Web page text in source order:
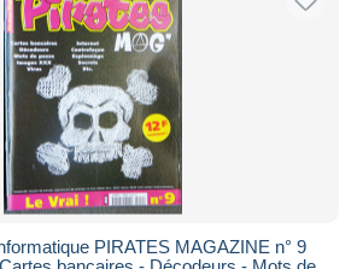
PIRATES MAGAZINE n° 9